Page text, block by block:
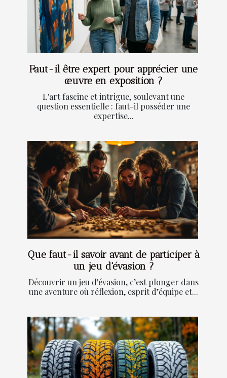
Faut-il être expert pour apprécier une
œuvre en exposition ?
L'art fascine et intrigue, soulevant une
question essentielle : faut-il posséder une
expertise...
Que faut-il savoir avant de participer à
un jeu d'évasion ?
Découvrir un jeu d'évasion, c’est plonger dans
une aventure où réflexion, esprit d’équipe et...